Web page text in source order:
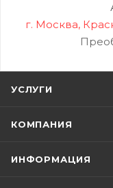
г. Москва,
УСЛУГИ
КОМПАНИЯ
ИНФОРМАЦИЯ